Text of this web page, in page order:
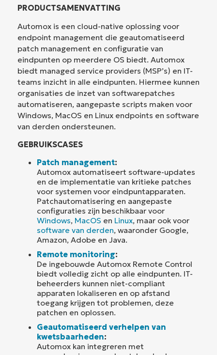
PRODUCTSAMENVATTING
Automox is een cloud-native oplossing voor
endpoint management die geautomatiseerd
patch management en configuratie van
eindpunten op meerdere OS biedt. Automox
biedt managed service providers (MSP’s) en IT-
teams inzicht in alle eindpunten. Hiermee kunnen
organisaties de inzet van softwarepatches
automatiseren, aangepaste scripts maken voor
Windows, MacOS en Linux endpoints en software
van derden ondersteunen.
GEBRUIKSCASES
Patch management:
Automox automatiseert software-updates
en de implementatie van kritieke patches
voor systemen voor eindpuntapparaten.
Patchautomatisering en aangepaste
configuraties zijn beschikbaar voor
Windows, MacOS en Linux, maar ook voor
software van derden, waaronder Google,
Amazon, Adobe en Java.
Remote monitoring:
De ingebouwde Automox Remote Control
biedt volledig zicht op alle eindpunten. IT-
beheerders kunnen niet-compliant
apparaten lokaliseren en op afstand
toegang krijgen tot problemen, deze
patchen en oplossen.
Geautomatiseerd verhelpen van
kwetsbaarheden:
Automox kan integreren met